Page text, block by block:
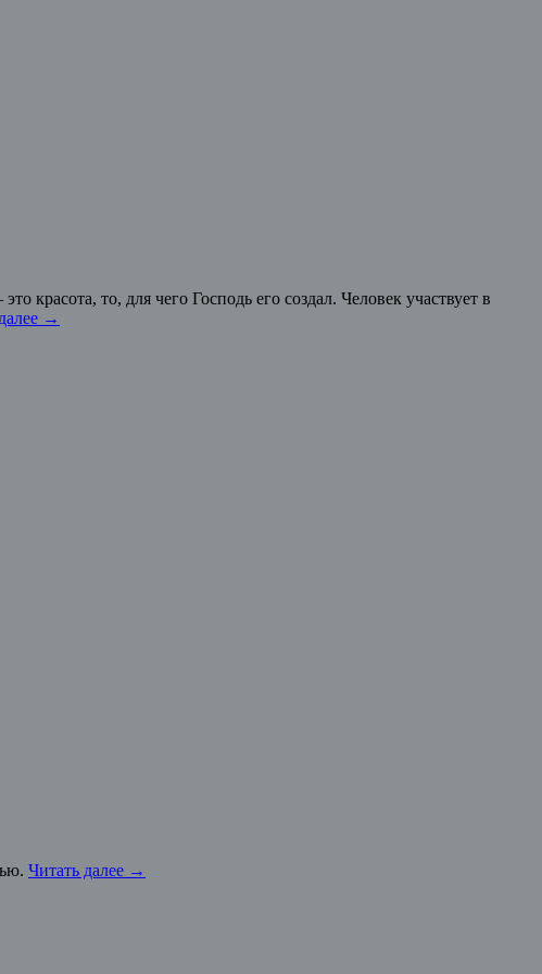
красота, то, для чего Господь его создал. Человек участвует в
→
Читать далее →